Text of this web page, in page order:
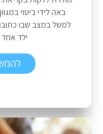
באה לידי ביטוי
למשל במצב שבו
ילד אחד